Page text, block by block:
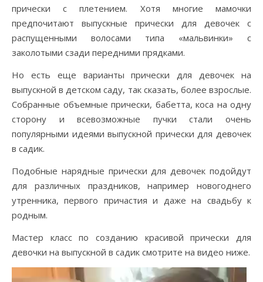
прически с плетением. Хотя многие мамочки
предпочитают выпускные прически для девочек с
распущенными волосами типа «мальвинки» с
заколотыми сзади передними прядками.
Но есть еще варианты прически для девочек на
выпускной в детском саду, так сказать, более взрослые.
Собранные объемные прически, бабетта, коса на одну
сторону и всевозможные пучки стали очень
популярными идеями выпускной прически для девочек
в садик.
Подобные нарядные прически для девочек подойдут
для различных праздников, например новогоднего
утренника, первого причастия и даже на свадьбу к
родным.
Мастер класс по созданию красивой прически для
девочки на выпускной в садик смотрите на видео ниже.
Видеоплеер